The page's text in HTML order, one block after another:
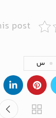
post
س